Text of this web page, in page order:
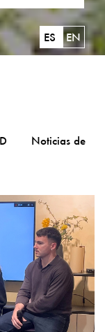
ES EN
Noticias de